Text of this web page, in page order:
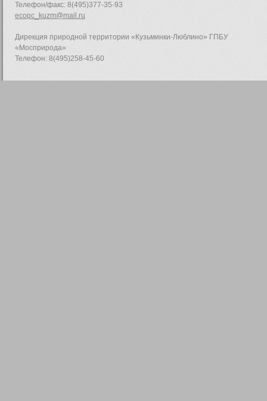
Телефон/факс: 8(495)377-35-93
ecopc_kuzm@mail.ru
Дирекция природной территории «Кузьминки-Люблино» ГПБУ
«Мосприрода»
Телефон: 8(495)258-45-60